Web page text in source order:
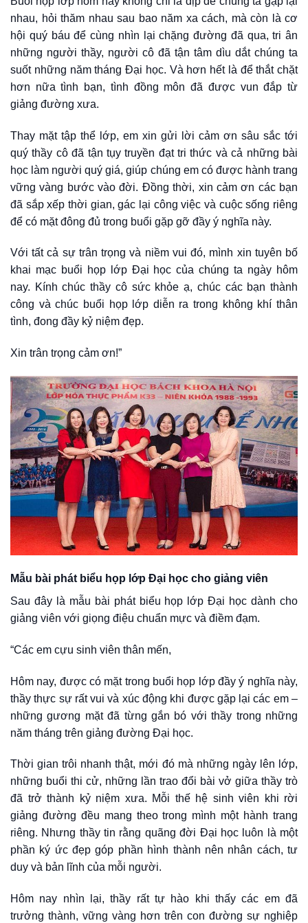
nhau, hỏi thăm nhau sau bao năm xa cách, mà còn là cơ
hội quý báu để cùng nhìn lại chặng đường đã qua, tri ân
những người thầy, người cô đã tận tâm dìu dắt chúng ta
suốt những năm tháng Đại học. Và hơn hết là để thắt chặt
hơn nữa tình bạn, tình đồng môn đã được vun đắp từ
giảng đường xưa.
Thay mặt tập thể lớp, em xin gửi lời cảm ơn sâu sắc tới
quý thầy cô đã tận tụy truyền đạt tri thức và cả những bài
học làm người quý giá, giúp chúng em có được hành trang
vững vàng bước vào đời. Đồng thời, xin cảm ơn các bạn
đã sắp xếp thời gian, gác lại công việc và cuộc sống riêng
để có mặt đông đủ trong buổi gặp gỡ đầy ý nghĩa này.
Với tất cả sự trân trọng và niềm vui đó, mình xin tuyên bố
khai mạc buổi họp lớp Đại học của chúng ta ngày hôm
nay. Kính chúc thầy cô sức khỏe ạ, chúc các bạn thành
công và chúc buổi họp lớp diễn ra trong không khí thân
tình, đong đầy kỷ niệm đẹp.
Xin trân trọng cảm ơn!”
Mẫu bài phát biểu họp lớp Đại học cho giảng viên
Sau đây là mẫu bài phát biểu họp lớp Đại học dành cho
giảng viên với giọng điệu chuẩn mực và điềm đạm.
“Các em cựu sinh viên thân mến,
Hôm nay, được có mặt trong buổi họp lớp đầy ý nghĩa này,
thầy thực sự rất vui và xúc động khi được gặp lại các em –
những gương mặt đã từng gắn bó với thầy trong những
năm tháng trên giảng đường Đại học.
Thời gian trôi nhanh thật, mới đó mà những ngày lên lớp,
những buổi thi cử, những lần trao đổi bài vở giữa thầy trò
đã trở thành kỷ niệm xưa. Mỗi thế hệ sinh viên khi rời
giảng đường đều mang theo trong mình một hành trang
riêng. Nhưng thầy tin rằng quãng đời Đại học luôn là một
phần ký ức đẹp góp phần hình thành nên nhân cách, tư
duy và bản lĩnh của mỗi người.
Hôm nay nhìn lại, thầy rất tự hào khi thấy các em đã
trưởng thành, vững vàng hơn trên con đường sự nghiệp